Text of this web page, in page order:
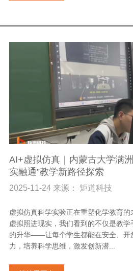
AI+虚拟仿真｜内蒙古大学满
实融通”教学新路径探索
2025-11-24 来源： 矩道科技
虚拟仿真科学实验正在重塑化学教育
虚拟照进现实，我们看到的不仅是教
的升华——让每个学生都能在安全、开
力，培养科学思维，激发创新潜...